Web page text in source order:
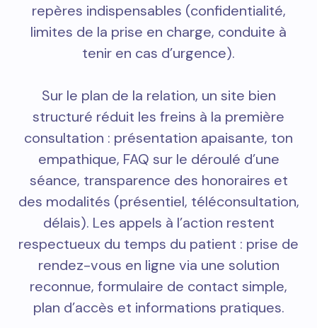
repères indispensables (confidentialité,
limites de la prise en charge, conduite à
tenir en cas d’urgence).
Sur le plan de la relation, un site bien
structuré réduit les freins à la première
consultation : présentation apaisante, ton
empathique, FAQ sur le déroulé d’une
séance, transparence des honoraires et
des modalités (présentiel, téléconsultation,
délais). Les appels à l’action restent
respectueux du temps du patient : prise de
rendez-vous en ligne via une solution
reconnue, formulaire de contact simple,
plan d’accès et informations pratiques.